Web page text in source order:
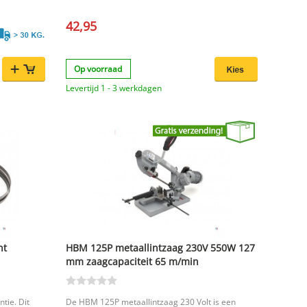
volgende metaalbewerkingsproject!
42,95
Op voorraad
Levertijd 1 - 3 werkdagen
Dit
HBM 125P metaallintzaag 230V 550W 127
mm zaagcapaciteit 65 m/min
De HBM 125P metaallintzaag 230 Volt is een